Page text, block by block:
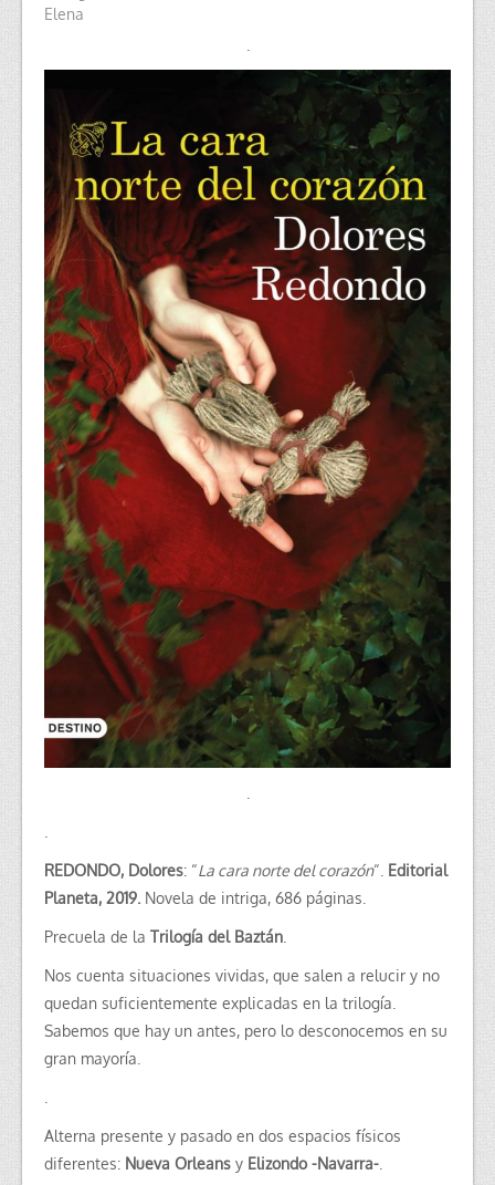
Elena
.
REDONDO, Dolores: “La cara norte del corazón“. Editorial
Planeta, 2019. Novela de intriga, 686 páginas.
Precuela de la Trilogía del Baztán
Nos cuenta situaciones vividas, que salen a relucir y no
quedan suficientemente explicadas en la trilogía.
Sabemos que hay un antes, pero lo desconocemos en su
gran mayoría.
Alterna presente y pasado en dos espacios físicos
diferentes: Nueva Orleans y Elizondo -Navarra-